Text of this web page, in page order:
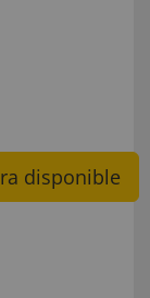
disponible